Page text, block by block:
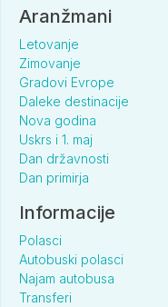
Aranžmani
Letovanje
Zimovanje
Gradovi Evrope
Daleke destinacije
Nova godina
Uskrs i 1. maj
Dan državnosti
Dan primirja
Informacije
Polasci
Autobuski polasci
Najam autobusa
Transferi